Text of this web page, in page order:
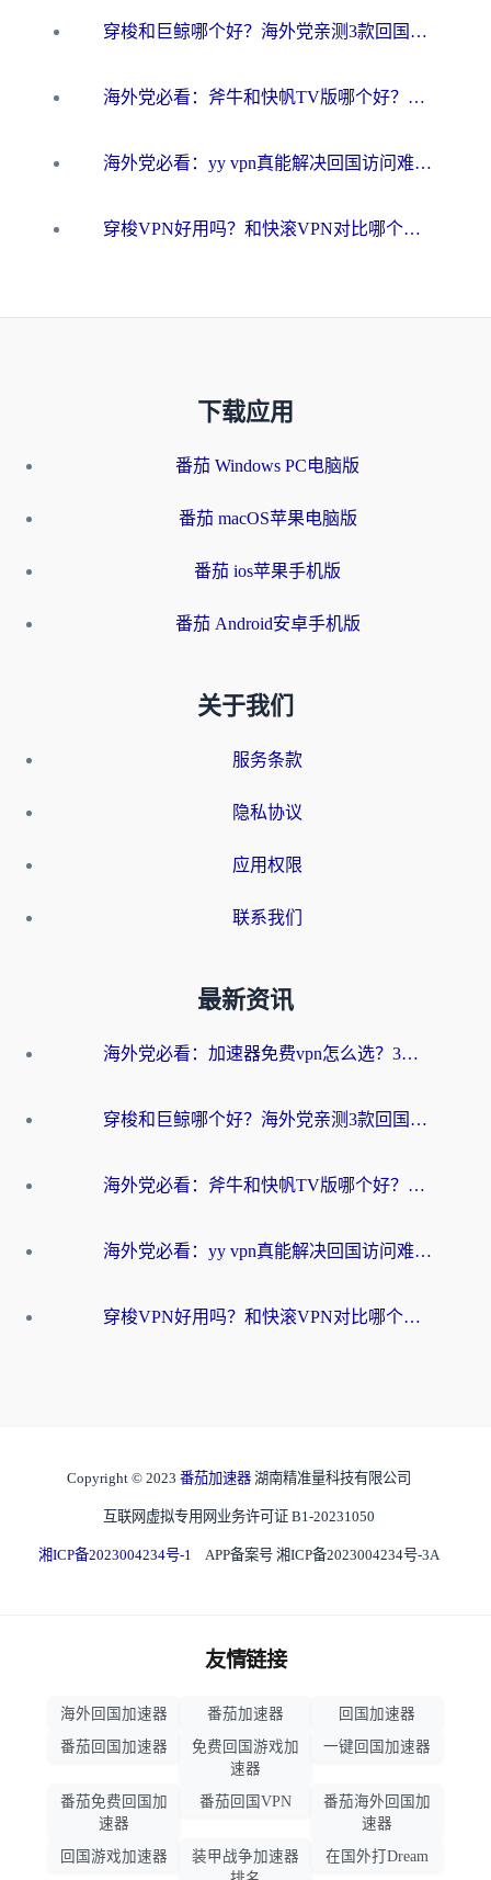
穿梭和巨鲸哪个好？海外党亲测3款回国加速器，教你避开90%的坑
海外党必看：斧牛和快帆TV版哪个好？3分钟选对回国加速器，无缝刷B站、追热剧
海外党必看：yy vpn真能解决回国访问难题？附云极initap测评+免费方案对比
穿梭VPN好用吗？和快滚VPN对比哪个回国效果更好？海外党选回国加速器必看指南
下载应用
番茄 Windows PC电脑版
番茄 macOS苹果电脑版
番茄 ios苹果手机版
番茄 Android安卓手机版
关于我们
服务条款
隐私协议
应用权限
联系我们
最新资讯
海外党必看：加速器免费vpn怎么选？3步教你无缝访问国内资源
穿梭和巨鲸哪个好？海外党亲测3款回国加速器，教你避开90%的坑
海外党必看：斧牛和快帆TV版哪个好？3分钟选对回国加速器，无缝刷B站、追热剧
海外党必看：yy vpn真能解决回国访问难题？附云极initap测评+免费方案对比
穿梭VPN好用吗？和快滚VPN对比哪个回国效果更好？海外党选回国加速器必看指南
Copyright © 2023 番茄加速器 湖南精准量科技有限公司
互联网虚拟专用网业务许可证 B1-20231050
湘ICP备2023004234号-1 APP备案号 湘ICP备2023004234号-3A
友情链接
海外回国加速器 番茄加速器
回国加速器
番茄回国加速器
免费回国游戏加
速器
一键回国加速器
番茄免费回国加
速器
番茄回国VPN
番茄海外回国加
速器
回国游戏加速器
装甲战争加速器
在国外打Dream